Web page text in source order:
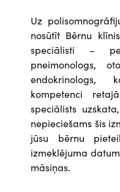
Uz
nosūtīt Bērnu
speciālisti –
pneimonologs,
endokrinologs,
kompetenci
speciālists
nepieciešams šis
jūsu bērnu
izmeklējuma
māsiņas.